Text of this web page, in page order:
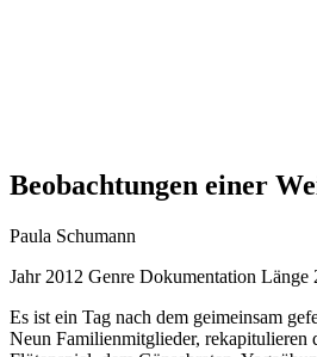
Beobachtungen einer
Paula Schumann
Jahr2012 Genre Dokumentation Länge
Es ist ein Tag nach dem geimeinsam
Neun Familienmitglieder, rekapitulieren